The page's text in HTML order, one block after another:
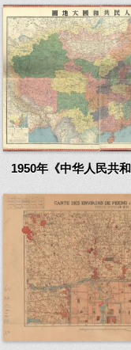
1950年《中华人民共